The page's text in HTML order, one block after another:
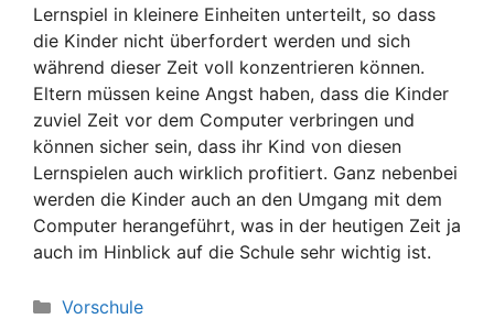
Lernspiel in kleinere Einheiten unterteilt, so dass
die Kinder nicht überfordert werden und sich
während dieser Zeit voll konzentrieren können.
Eltern müssen keine Angst haben, dass die Kinder
zuviel Zeit vor dem Computer verbringen und
können sicher sein, dass ihr Kind von diesen
Lernspielen auch wirklich profitiert. Ganz nebenbei
werden die Kinder auch an den Umgang mit dem
Computer herangeführt, was in der heutigen Zeit ja
auch im Hinblick auf die Schule sehr wichtig ist.
Kategorien
Vorschule